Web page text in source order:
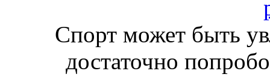
Спорт может быть
достаточно